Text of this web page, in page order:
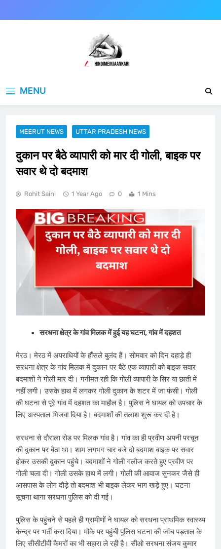
to
MENU
MEERUT NEWS UTTAR PRADESH NEWS
दुकान पर बैठे व्यापारी को मार दी गोली, बाइक पर
सवार थे दो बदमाश
Rohit Saini 1 Year Ago 0 1 Mins
सरधना क्षेत्र के गांव मिलक में हुई यह घटना, गांव में दहशत
मेरठ। मेरठ में अपरा​धियों के हौंसले बुलंद हैं। सोमवार को दिन दहाड़े ही
सरधना क्षेत्र के गांव मिलक में दुकान पर बैठे एक व्यापारी को बाइक सवार
बदमाशों ने गोली मार दी। गनीमत रही कि गोली व्यापारी के सिर या छाती में
नहीं लगी। उसके हाथ में लगकर गोली दुकान के शटर में जा फंसी। गोली
की घटना से पूरे गांव में दहशत का माहौल है। पुलिस ने घायल को उपचार के
लिए अस्पताल ​भिजवा दिया है। बदमाशों की तलाश शुरू कर दी है।
सरधना से दौराला रोड पर मिलक गांव है। गांव का ही प्रवीण अपनी परचून
की दुकान पर बैठा था। शाम लगभग चार बजे दो बदमाश बाइक पर सवार
होकर उसकी दुकान पहुंचे। बदमाशों ने गोली गलौज करते हुए प्रवीण पर
गोली चला दी। गोली उसके हाथ में लगी। गोली की आवाज सुनकर जैसे ही
आसपास के लोग दौड़े तो बदमाश भी बाइक लेकर भाग खड़े हुए। घटना
सूचना थाना सरधना पुलिस को दी गई।
पुलिस के पहुंचने से पहले ही ग्रामीणों ने घायल को सरधना प्राथमिक स्वास्थ्य
केन्द्र पर भर्ती करा दिया। मौके पर पहुंची पुलिस घटना की जांच पड़ताल के
लिए सीसीटीवी कैमरों का भी सहारा ले रही है। सीओ सरधना संजय कुमार